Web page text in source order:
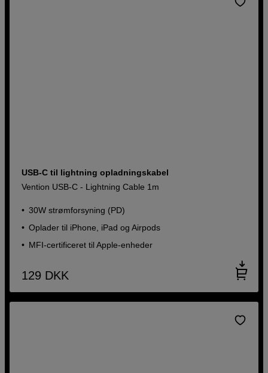
USB-C til lightning opladningskabel
Vention USB-C - Lightning Cable 1m
30W strømforsyning (PD)
Oplader til iPhone, iPad og Airpods
MFI-certificeret til Apple-enheder
129 DKK